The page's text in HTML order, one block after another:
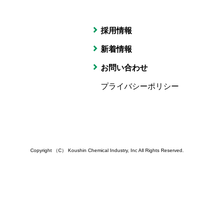
採用情報
新着情報
お問い合わせ
プライバシーポリシー
Copyright （C） Koushin Chemical Industry, IncAll Rights Reserved.